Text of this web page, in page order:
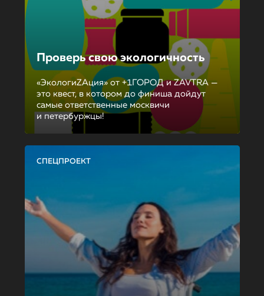
Проверь свою экологичность
«ЭкологиZAция» от +1ГОРОД и ZAVTRA —
это квест, в котором до финиша дойдут
самые ответственные москвичи
и петербуржцы!
СПЕЦПРОЕКТ